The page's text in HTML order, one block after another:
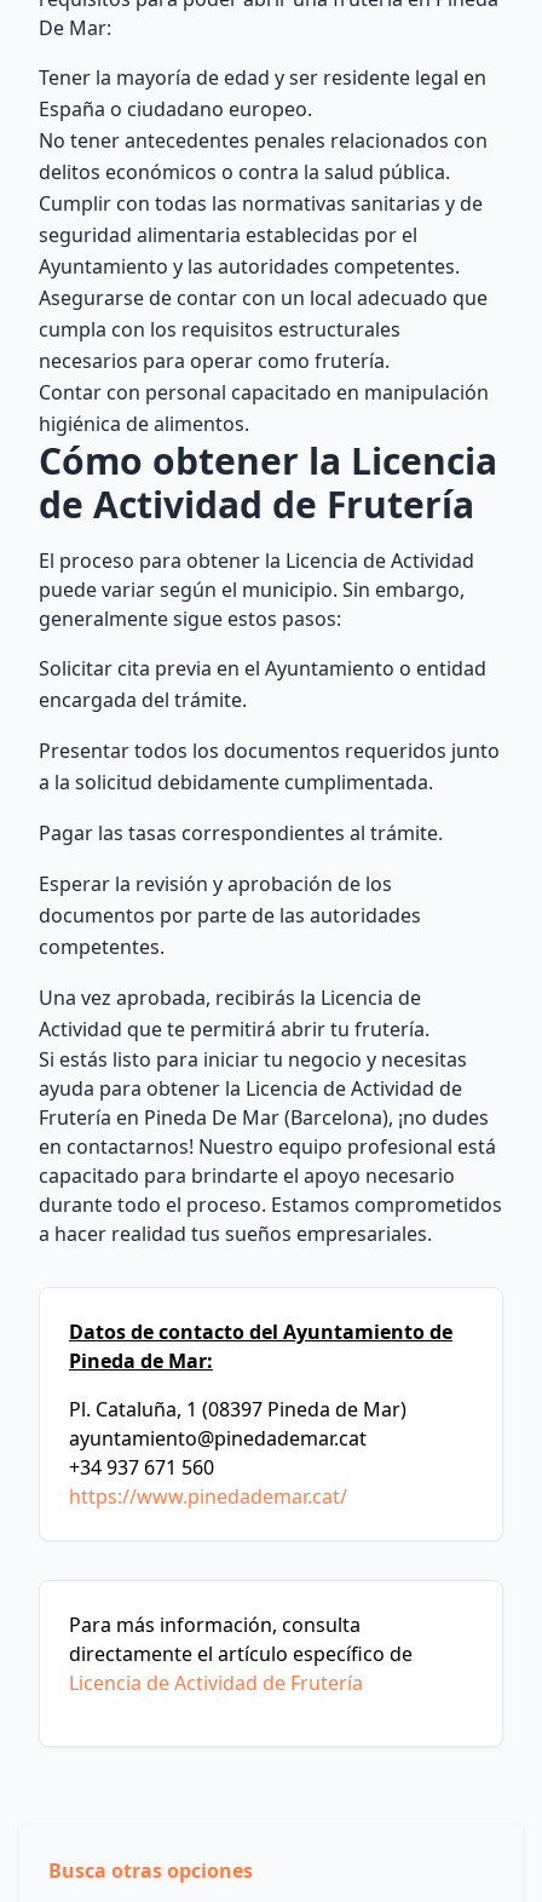
De Mar:
Tener la mayoría de edad y ser residente legal en
España o ciudadano europeo.
No tener antecedentes penales relacionados con
delitos económicos o contra la salud pública.
Cumplir con todas las normativas sanitarias y de
seguridad alimentaria establecidas por el
Ayuntamiento y las autoridades competentes.
Asegurarse de contar con un local adecuado que
cumpla con los requisitos estructurales
necesarios para operar como frutería.
Contar con personal capacitado en manipulación
higiénica de alimentos.
Cómo obtener la Licencia
de Actividad de Frutería
El proceso para obtener la Licencia de Actividad
puede variar según el municipio. Sin embargo,
generalmente sigue estos pasos:
Solicitar cita previa en el Ayuntamiento o entidad
encargada del trámite.
Presentar todos los documentos requeridos junto
a la solicitud debidamente cumplimentada.
Pagar las tasas correspondientes al trámite.
Esperar la revisión y aprobación de los
documentos por parte de las autoridades
competentes.
Una vez aprobada, recibirás la Licencia de
Actividad que te permitirá abrir tu frutería.
Si estás listo para iniciar tu negocio y necesitas
ayuda para obtener la Licencia de Actividad de
Frutería en Pineda De Mar (Barcelona), ¡no dudes
en contactarnos! Nuestro equipo profesional está
capacitado para brindarte el apoyo necesario
durante todo el proceso. Estamos comprometidos
a hacer realidad tus sueños empresariales.
Datos de contacto del Ayuntamiento de
Pineda de Mar:
Pl. Cataluña, 1 (08397 Pineda de Mar)
ayuntamiento@pinedademar.cat
+34 937 671 560
https://www.pinedademar.cat/
Para más información, consulta
directamente el artículo específico de
Licencia de Actividad de Frutería
Busca otras opciones